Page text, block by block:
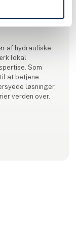
til
af hydrauliske
lokal
Som
at betjene
løsninger,
verden over.
og